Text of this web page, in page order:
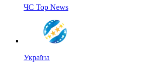
ЧС Top News
Україна